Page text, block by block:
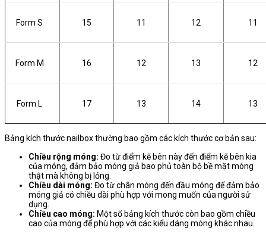
Form S 15 11 12 11
Form M 16 12 13 12
Form L 17 13 14 13
Bảng kích thước nailbox thường bao gồm các kích thước cơ bản sau:
Chiều rộng móng: Đo từ điểm kẽ bên này đến điểm kẽ bên kia
của móng, đảm bảo móng giả bao phủ toàn bộ bề mặt móng
thật mà không bị lỏng.
Chiều dài móng: Đo từ chân móng đến đầu móng để đảm bảo
móng giả có chiều dài phù hợp với mong muốn của người sử
dụng.
Chiều cao móng: Một số bảng kích thước còn bao gồm chiều
cao của móng để phù hợp với các kiểu dáng móng khác nhau.